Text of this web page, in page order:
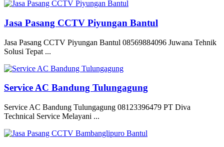
Jasa Pasang CCTV Piyungan Bantul
Jasa Pasang CCTV Piyungan Bantul 08569884096 Juwana Tehnik
Solusi Tepat ...
Service AC Bandung Tulungagung
Service AC Bandung Tulungagung 08123396479 PT Diva
Technical Service Melayani ...